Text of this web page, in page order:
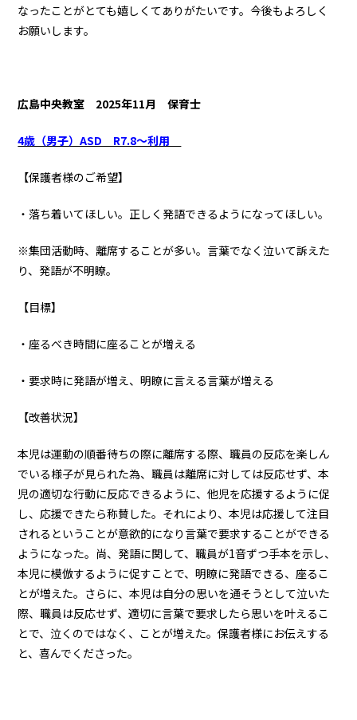
なったことがとても嬉しくてありがたいです。今後もよろしく
お願いします。
広島中央教室 2025年11月 保育士
4歳（男子）ASD R7.8～利用
【保護者様のご希望】
・落ち着いてほしい。正しく発語できるようになってほしい。
※集団活動時、離席することが多い。言葉でなく泣いて訴えた
り、発語が不明瞭。
【目標】
・座るべき時間に座ることが増える
・要求時に発語が増え、明瞭に言える言葉が増える
【改善状況】
本児は運動の順番待ちの際に離席する際、職員の反応を楽しん
でいる様子が見られた為、職員は離席に対しては反応せず、本
児の適切な行動に反応できるように、他児を応援するように促
し、応援できたら称賛した。それにより、本児は応援して注目
されるということが意欲的になり言葉で要求することができる
ようになった。尚、発語に関して、職員が1音ずつ手本を示し、
本児に模倣するように促すことで、明瞭に発語できる、座るこ
とが増えた。さらに、本児は自分の思いを通そうとして泣いた
際、職員は反応せず、適切に言葉で要求したら思いを叶えるこ
とで、泣くのではなく、ことが増えた。保護者様にお伝えする
と、喜んでくださった。